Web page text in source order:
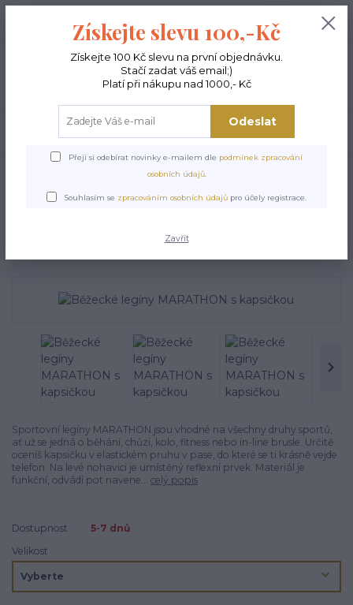
Po - Pá 9-15:00 0,00 Kč
Běžecké legíny MARATHON s kapsičkou
Běžecké legíny MARATHON
s kapsičkou
Sportovní legíny MARATHON jsou vhodné na všechny druhy sportů,
ať už se jedná o běhání, chůzi, kolo, fitness nebo in-line brusle. Určitě
oceníš kapsičku v elastickém pruhu v pase, do které se ti krásně vejde
telefon. Na levé nohavici je umístěný reflexní prvek. Materiál je
funkční, odvádí pot navene... celý popis
Dostupnost
5-7 dnů
Velikost
Získejte slevu 100,-Kč
Získejte 100 Kč slevu na první objednávku.
Stačí zadat váš email;)
Platí při nákupu nad 1000,- Kč
Odeslat
Přeji si odebírat novinky e-mailem dle podmínek zpracování
osobních údajů.
Souhlasím se zpracováním osobních údajů pro účely registrace.
Zavřít